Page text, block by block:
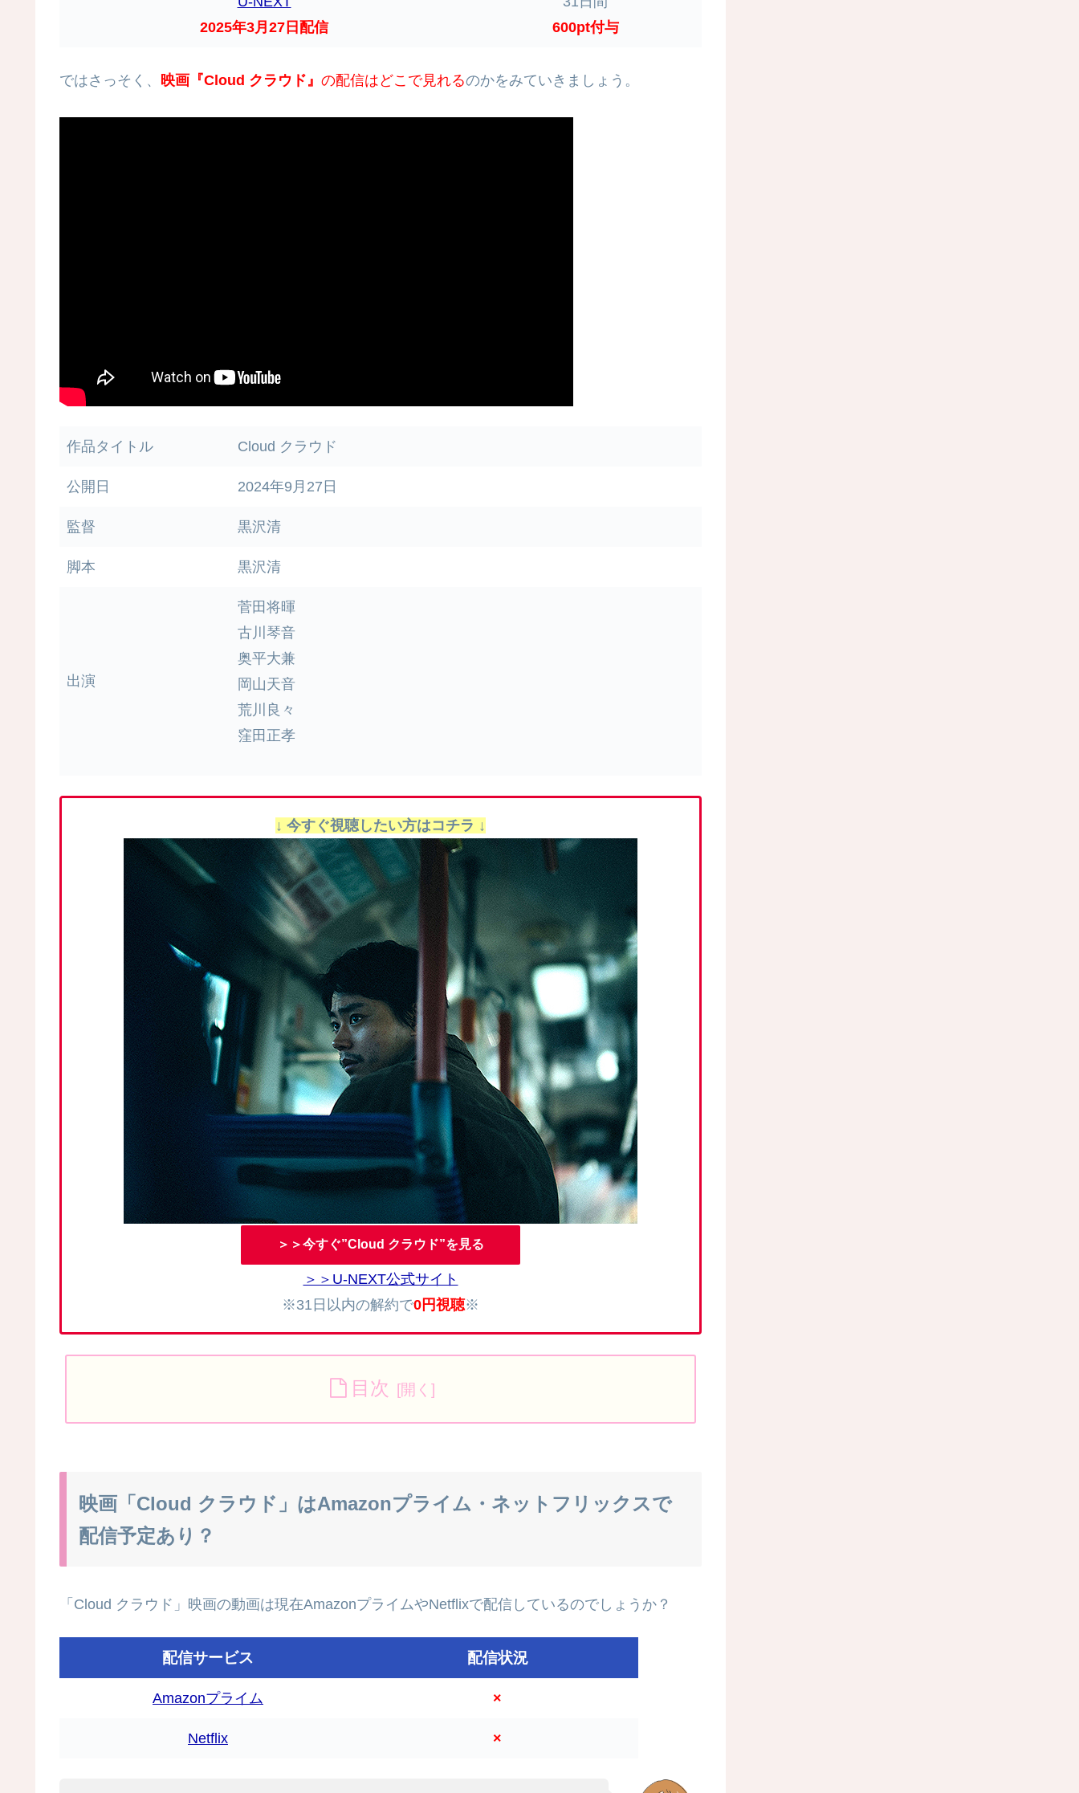
2025年3月27日配信
600pt付与
ではさっそく、 映画『Cloud クラウド』 の配信はどこで見れるのかをみていきましょう。
作品タイトル Cloud クラウド
公開日 2024年9月27日
監督 黒沢清
脚本 黒沢清
出演
菅田将暉
古川琴音
奥平大兼
岡山天音
荒川良々
窪田正孝
↓ 今すぐ視聴したい方はコチラ ↓
＞＞今すぐ”Cloud クラウド”を見る
＞＞U-NEXT公式サイト
※31日以内の解約で0円視聴※
目次
映画「Cloud クラウド」はAmazonプライム・ネットフリックスで
配信予定あり？
「Cloud クラウド」映画の動画は現在AmazonプライムやNetflixで配信しているのでしょうか？
配信サービス 配信状況
Amazonプライム ×
Netflix ×